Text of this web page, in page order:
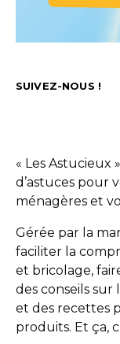
SUIVEZ-NOUS !
« Les Astucieux
d’astuces pour
ménagères et
Gérée par la
faciliter la
et bricolage,
des conseils sur
et des recettes
produits. Et ça,